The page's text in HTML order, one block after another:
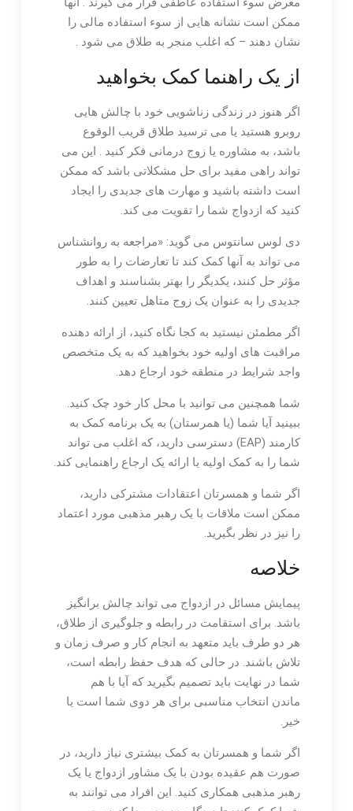
ممکن است نشانه هایی از سوء استفاده مالی را
نشان دهند – که اغلب منجر به طلاق می شود .
از یک راهنما کمک بخواهید
اگر هنوز در زندگی زناشویی خود با چالش هایی
روبرو هستید یا می ترسید طلاق قریب الوقوع
باشد، به مشاوره یا زوج درمانی فکر کنید . این می
تواند راهی مفید برای حل مشکلاتی باشد که ممکن
است داشته باشید و مهارت های جدیدی را ایجاد
کنید که ازدواج شما را تقویت می کند.
دی لوس سانتوس می گوید: «مراجعه به روانشناس
می تواند به آنها کمک کند تا تعارضات را به طور
مؤثر حل کنند، یکدیگر را بهتر بشناسند و اهداف
جدیدی را به عنوان یک زوج متاهل تعیین کنند.
اگر مطمئن نیستید به کجا نگاه کنید، از ارائه دهنده
مراقبت های اولیه خود بخواهید که به یک متخصص
واجد شرایط در منطقه خود ارجاع دهد.
شما همچنین می توانید با محل کار خود چک کنید.
ببینید آیا شما (یا همرستان) به یک برنامه کمک به
کارمند (EAP) دسترسی دارید، که اغلب می تواند
شما را به کمک اولیه یا ارائه یک ارجاع راهنمایی کند.
اگر شما و همسرتان اعتقادات مشترکی دارید،
ممکن است ملاقات با یک رهبر مذهبی مورد اعتماد
را نیز در نظر بگیرید.
خلاصه
پیمایش مسائل در ازدواج می تواند چالش برانگیز
باشد. برای استقامت در رابطه و جلوگیری از طلاق،
هر دو طرف باید متعهد به انجام کار و صرف زمان و
تلاش باشند. در حالی که هدف حفظ رابطه است،
شما در نهایت باید تصمیم بگیرید که آیا با هم
ماندن انتخاب مناسبی برای هر دوی شما است یا
خیر.
اگر شما و همسرتان به کمک بیشتری نیاز دارید، در
صورت هم عقیده بودن با یک مشاور ازدواج یا یک
رهبر مذهبی همکاری کنید. این افراد می توانند به